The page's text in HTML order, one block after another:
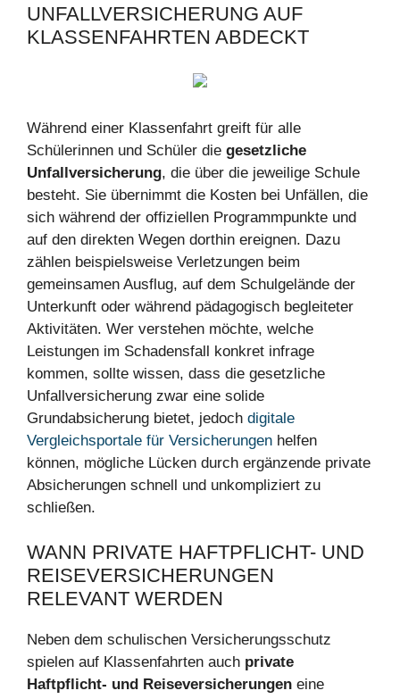
UNFALLVERSICHERUNG AUF
KLASSENFAHRTEN ABDECKT
Während einer Klassenfahrt greift für alle
Schülerinnen und Schüler die gesetzliche
Unfallversicherung, die über die jeweilige Schule
besteht. Sie übernimmt die Kosten bei Unfällen, die
sich während der offiziellen Programmpunkte und
auf den direkten Wegen dorthin ereignen. Dazu
zählen beispielsweise Verletzungen beim
gemeinsamen Ausflug, auf dem Schulgelände der
Unterkunft oder während pädagogisch begleiteter
Aktivitäten. Wer verstehen möchte, welche
Leistungen im Schadensfall konkret infrage
kommen, sollte wissen, dass die gesetzliche
Unfallversicherung zwar eine solide
Grundabsicherung bietet, jedoch digitale
Vergleichsportale für Versicherungen helfen
können, mögliche Lücken durch ergänzende private
Absicherungen schnell und unkompliziert zu
schließen.
WANN PRIVATE HAFTPFLICHT- UND
REISEVERSICHERUNGEN
RELEVANT WERDEN
Neben dem schulischen Versicherungsschutz
spielen auf Klassenfahrten auch private
Haftpflicht- und Reiseversicherungen eine